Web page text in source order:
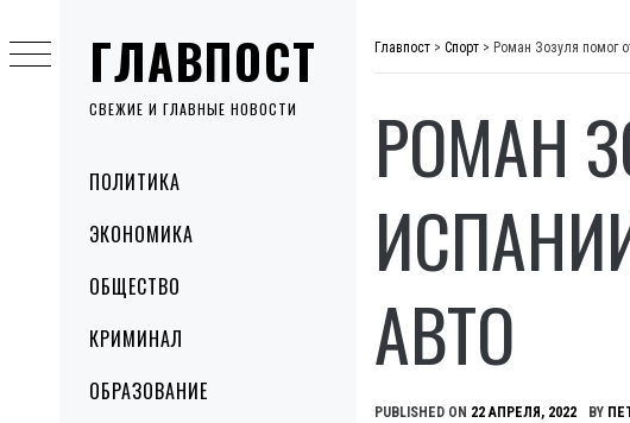
ГЛАВПОСТ
СВЕЖИЕ И ГЛАВНЫЕ НОВОСТИ
MenuПОЛИТИКА
ЭКОНОМИКА
ОБЩЕСТВО
КРИМИНАЛ
ОБРАЗОВАНИЕ
to
content
Главпост > Спорт > Роман Зозуля помог
РОМАН
АВТО
PUBLISHED ON 22 АПРЕЛЯ, 2022 BY